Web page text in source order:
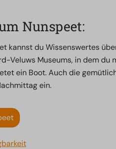
Nunspeet:
kannst du Wissenswertes
Veluws Museums, in dem
ein Boot. Auch die
ein.